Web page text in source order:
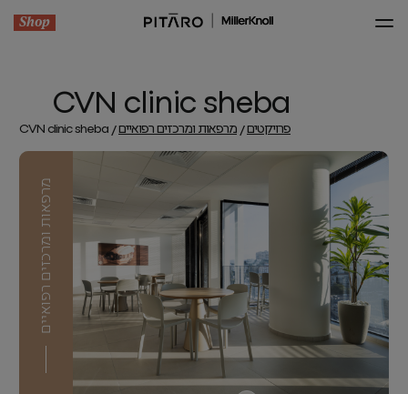
Shop
CVN clinic sheba
פרויקטים מרפאות ומרכזים רפואיים CVN clinic sheba
מרפאות ומרכזים רפואיים